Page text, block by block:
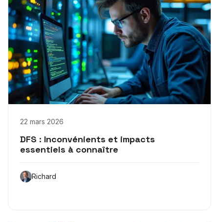
22 mars 2026
DFS : Inconvénients et impacts
essentiels à connaître
Richard